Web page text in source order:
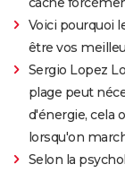
Voici pourquoi
être vos
Sergio Lopez
plage peut
d'énergie, cela
lorsqu'on
Selon la